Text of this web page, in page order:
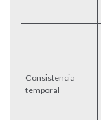
Consistencia
temporal